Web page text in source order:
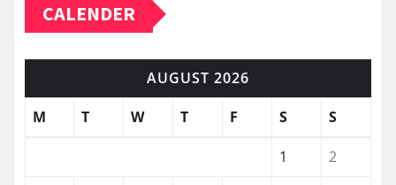
CALENDER
AUGUST 2026
M
T W T F S S
1
2